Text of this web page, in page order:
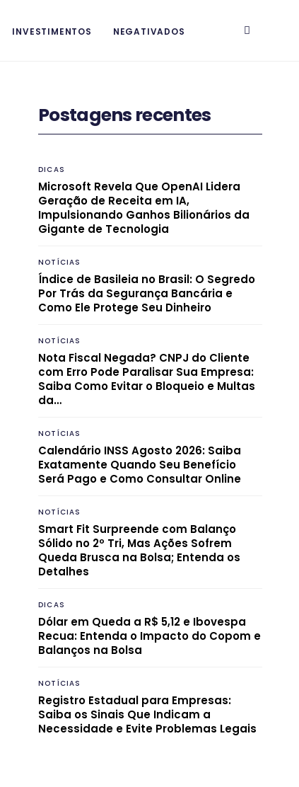
INVESTIMENTOS NEGATIVADOS
Postagens recentes
DICAS
Microsoft Revela Que OpenAI Lidera
Geração de Receita em IA,
Impulsionando Ganhos Bilionários da
Gigante de Tecnologia
NOTÍCIAS
Índice de Basileia no Brasil: O Segredo
Por Trás da Segurança Bancária e
Como Ele Protege Seu Dinheiro
NOTÍCIAS
Nota Fiscal Negada? CNPJ do Cliente
com Erro Pode Paralisar Sua Empresa:
Saiba Como Evitar o Bloqueio e Multas
da…
NOTÍCIAS
Calendário INSS Agosto 2026: Saiba
Exatamente Quando Seu Benefício
Será Pago e Como Consultar Online
NOTÍCIAS
Smart Fit Surpreende com Balanço
Sólido no 2º Tri, Mas Ações Sofrem
Queda Brusca na Bolsa; Entenda os
Detalhes
DICAS
Dólar em Queda a R$ 5,12 e Ibovespa
Recua: Entenda o Impacto do Copom e
Balanços na Bolsa
NOTÍCIAS
Registro Estadual para Empresas:
Saiba os Sinais Que Indicam a
Necessidade e Evite Problemas Legais